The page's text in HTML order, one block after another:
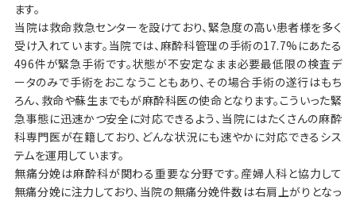
ます。
当院は救命救急センターを設けており、緊急度の高い患者様を多く
受け入れています。当院では、麻酔科管理の手術の17.7%にあたる
496件が緊急手術です。状態が不安定なまま必要最低限の検査デ
ータのみで手術をおこなうこともあり、その場合手術の遂行はもち
ろん、救命や蘇生までもが麻酔科医の使命となります。こういった緊
急事態に迅速かつ安全に対応できるよう、当院にはたくさんの麻酔
科専門医が在籍しており、どんな状況にも速やかに対応できるシス
テムを運用しています。
無痛分娩は麻酔科が関わる重要な分野です。産婦人科と協力して
無痛分娩に注力しており、当院の無痛分娩件数は右肩上がりとなっ